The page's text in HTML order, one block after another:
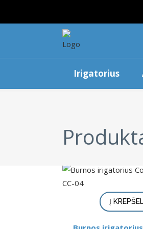
Irigatorius
Į